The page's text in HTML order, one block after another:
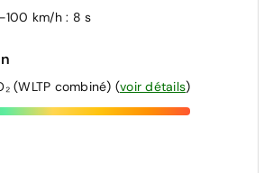
100 km/h : 8 s
(WLTP combiné) (voir détails)